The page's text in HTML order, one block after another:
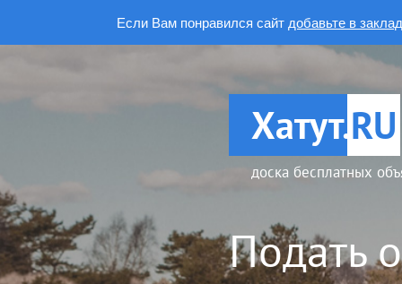
Если Вам понравился сайт добавьте в
Хатут.RU
доска бесплатных
Подать